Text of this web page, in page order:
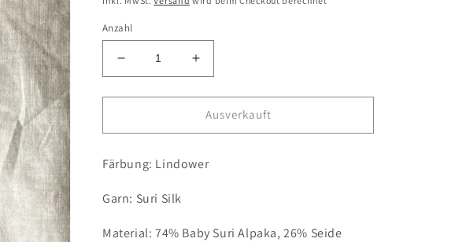
Anzahl
Verringere
die
Menge
Lindower
Suri
Erhöhe
die
Menge
für
Lindower
Suri
Ausverkauft
Färbung: Lindower
Garn: Suri Silk
Material: 74% Baby Suri Alpaka, 26% Seide